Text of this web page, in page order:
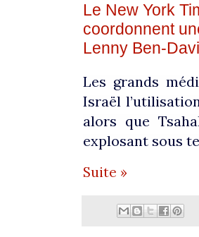
Le New York
coordonnent
Lenny Ben-
Les grands
Israël
alors que
explosant sous
Suite »